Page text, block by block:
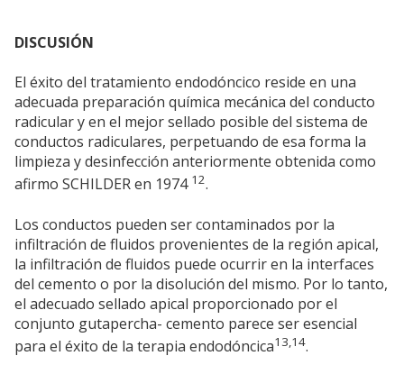
DISCUSIÓN
El éxito del tratamiento endodóncico reside en una
adecuada preparación química mecánica del conducto
radicular y en el mejor sellado posible del sistema de
conductos radiculares, perpetuando de esa forma la
limpieza y desinfección anteriormente obtenida como
afirmo SCHILDER en 1974 12.
Los conductos pueden ser contaminados por la
infiltración de fluidos provenientes de la región apical,
la infiltración de fluidos puede ocurrir en la interfaces
del cemento o por la disolución del mismo. Por lo tanto,
el adecuado sellado apical proporcionado por el
conjunto gutapercha- cemento parece ser esencial
para el éxito de la terapia endodóncica13,14.